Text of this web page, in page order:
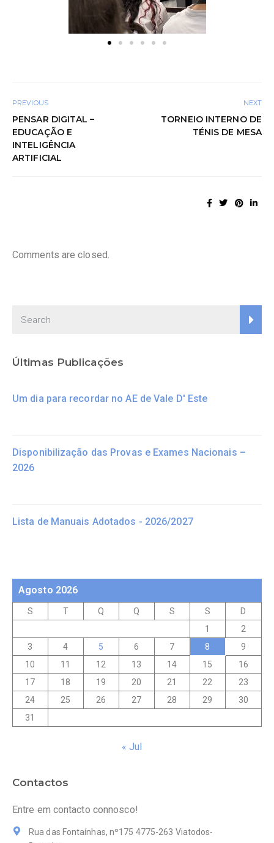
PREVIOUS
PENSAR DIGITAL –
EDUCAÇÃO E
INTELIGÊNCIA
ARTIFICIAL
NEXT
TORNEIO INTERNO DE
TÉNIS DE MESA
Comments are closed.
Últimas Publicações
Um dia para recordar no AE de Vale D' Este
Disponibilização das Provas e Exames Nacionais –
2026
Lista de Manuais Adotados - 2026/2027
Agosto 2026
S T Q Q S S
D
1
2
3
4 5 6 7 8
9
10
11 12 13 14 15
16
17
18 19 20 21 22
23
24
25 26 27 28 29
30
31
« Jul
Contactos
Entre em contacto connosco!
Rua das Fontaínhas, nº175 4775-263 Viatodos-